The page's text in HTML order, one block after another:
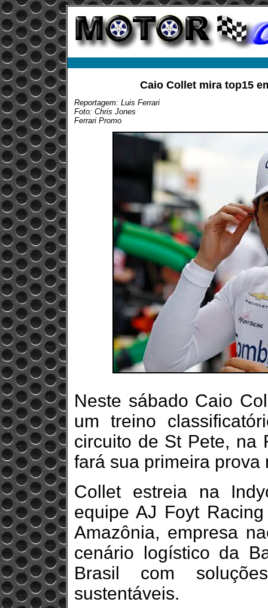
Caio Collet mira top15
Reportagem: Luis Ferrari
Foto: Chris Jones
Ferrari Promo
Neste sábado Caio
um treino
circuito de St Pete, na
fará sua primeira
Collet estreia na
equipe AJ Foyt
Amazônia, empresa
cenário logístico da
Brasil com
sustentáveis.